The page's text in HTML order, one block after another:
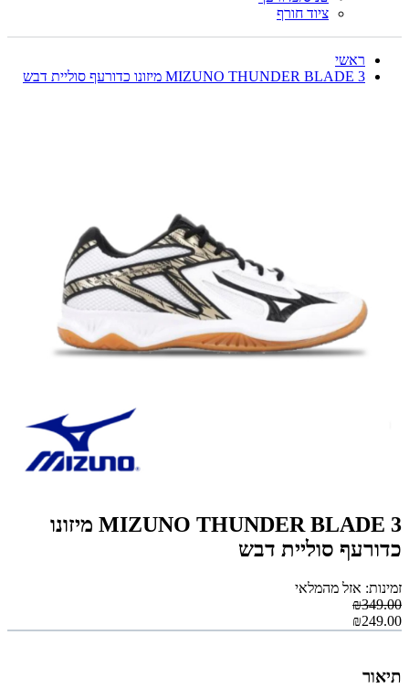
ציוד חורף
ראשי
MIZUNO THUNDER BLADE 3 מיזונו כדורעף סוליית דבש
MIZUNO THUNDER BLADE 3 מיזונו
כדורעף סוליית דבש
זמינות: אזל מהמלאי
₪349.00
₪249.00
תיאור